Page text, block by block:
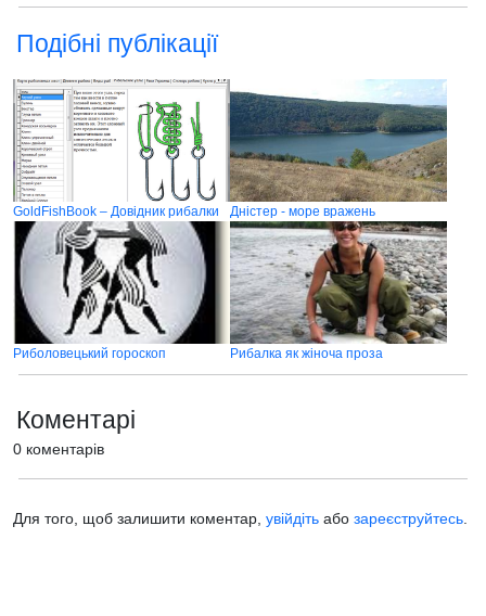
Подібні публікації
GoldFishBook – Довідник рибалки Дністер - море вражень
Риболовецький гороскоп Рибалка як жіноча проза
Коментарі
0 коментарів
Для того, щоб залишити коментар, увійдіть або зареєструйтесь